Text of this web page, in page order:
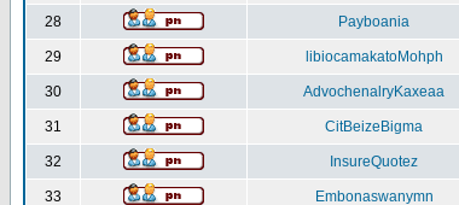
28 Payboania
29 libiocamakatoMohph
30 AdvochenalryKaxeaa
31 CitBeizeBigma
32 InsureQuotez
33 Embonaswanymn